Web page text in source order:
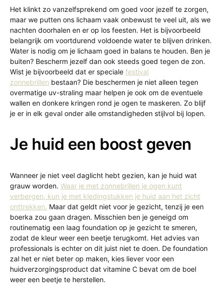
Het klinkt zo vanzelfsprekend om goed voor jezelf te zorgen,
maar we putten ons lichaam vaak onbewust te veel uit, als we
nachten doorhalen en er op los feesten. Het is bijvoorbeeld
belangrijk om voortdurend voldoende water te blijven drinken.
Water is nodig om je lichaam goed in balans te houden. Ben je
buiten? Bescherm jezelf dan ook steeds goed tegen de zon.
Wist je bijvoorbeeld dat er speciale festival
zonnebrillen bestaan? Die beschermen je niet alleen tegen
overmatige uv-straling maar helpen je ook om de eventuele
wallen en donkere kringen rond je ogen te maskeren. Zo blijf
je er in elk geval onder alle omstandigheden stijlvol bij lopen.
Je huid een boost geven
Wanneer je niet veel daglicht hebt gezien, kan je huid wat
grauw worden. Waar je met zonnebrillen je ogen kunt
verbergen, kun je met kledingstukken je huid aan het zicht
onttrekken. Maar dat geldt niet voor je gezicht, tenzij je een
boerka zou gaan dragen. Misschien ben je geneigd om
routinematig een laag foundation op je gezicht te smeren,
zodat de kleur weer een beetje terugkomt. Het advies van
professionals is echter on dit juist niet te doen. De foundation
zal het er niet beter op maken, kies liever voor een
huidverzorgingsproduct dat vitamine C bevat om de boel
weer een beetje te herstellen.